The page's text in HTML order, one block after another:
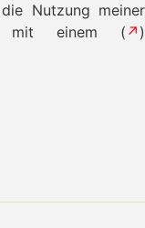
Nutzung meiner
mit einem (↗ )